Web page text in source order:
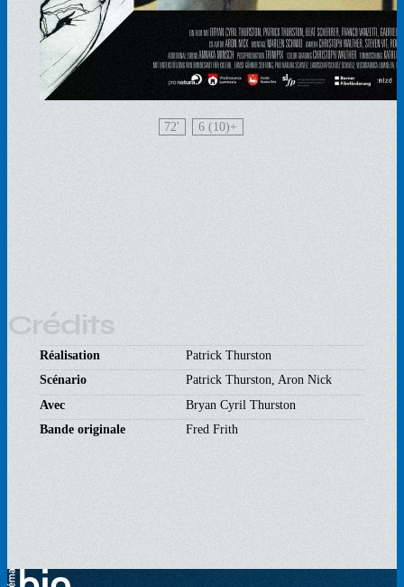
72' 6 (10)
Crédits
Réalisation
Patrick Thurston
Scénario
Patrick Thurston, Aron Nick
Avec
Bryan Cyril Thurston
Bande originale
Fred Frith